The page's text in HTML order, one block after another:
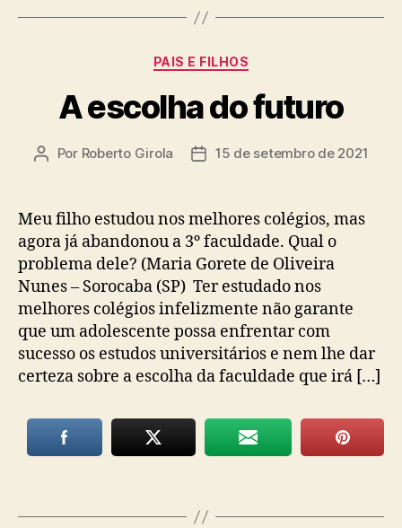
Categorias
PAIS E FILHOS
A escolha do futuro
Autor
Por Roberto Girola
Data15 de setembro de 2021
Meu filho estudou nos melhores colégios, mas
agora já abandonou a 3º faculdade. Qual o
problema dele? (Maria Gorete de Oliveira
Nunes – Sorocaba (SP) Ter estudado nos
melhores colégios infelizmente não garante
que um adolescente possa enfrentar com
sucesso os estudos universitários e nem lhe dar
certeza sobre a escolha da faculdade que irá […]